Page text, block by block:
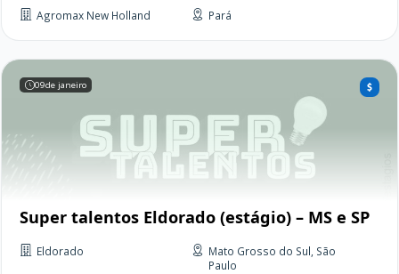
Agromax New Holland Pará
09de janeiro
Super talentos Eldorado (estágio) – MS e SP
Eldorado
Mato Grosso do Sul, São
Paulo